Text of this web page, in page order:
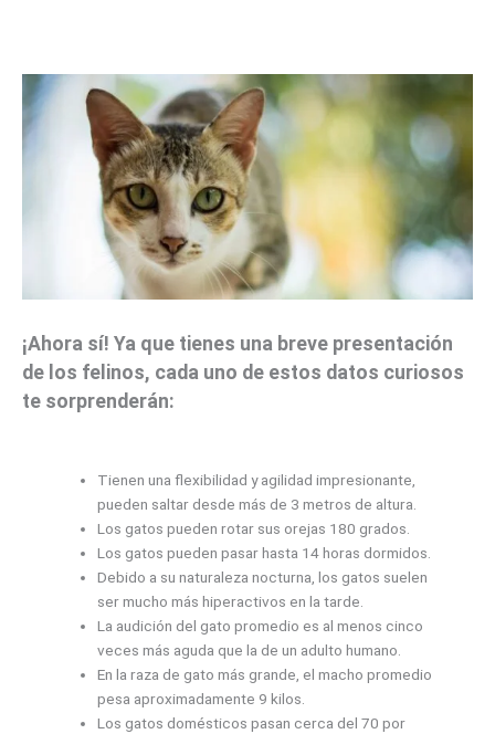
¡Ahora sí! Ya que tienes una breve presentación
de los felinos, cada uno de estos datos curiosos
te sorprenderán:
Tienen una flexibilidad y agilidad impresionante,
pueden saltar desde más de 3 metros de altura.
Los gatos pueden rotar sus orejas 180 grados.
Los gatos pueden pasar hasta 14 horas dormidos.
Debido a su naturaleza nocturna, los gatos suelen
ser mucho más hiperactivos en la tarde.
La audición del gato promedio es al menos cinco
veces más aguda que la de un adulto humano.
En la raza de gato más grande, el macho promedio
pesa aproximadamente 9 kilos.
Los gatos domésticos pasan cerca del 70 por